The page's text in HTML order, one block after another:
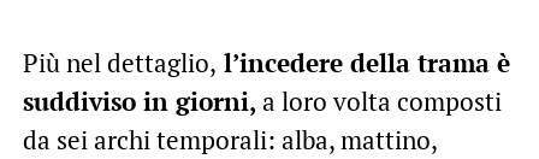
Più nel dettaglio, l’incedere della trama è
suddiviso in giorni, a loro volta composti
da sei archi temporali: alba, mattino,